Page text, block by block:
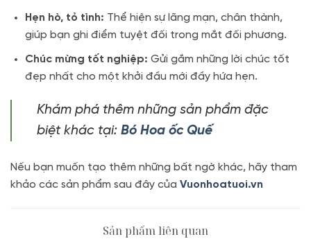
Hẹn hò, tỏ tình: Thể hiện sự lãng mạn, chân thành,
giúp bạn ghi điểm tuyệt đối trong mắt đối phương.
Chúc mừng tốt nghiệp: Gửi gắm những lời chúc tốt
đẹp nhất cho một khởi đầu mới đầy hứa hẹn.
Khám phá thêm những sản phẩm đặc
biệt khác tại: Bó Hoa ốc Quế
Nếu bạn muốn tạo thêm những bất ngờ khác, hãy tham
khảo các sản phẩm sau đây của Vuonhoatuoi.vn
Sản phẩm liên quan